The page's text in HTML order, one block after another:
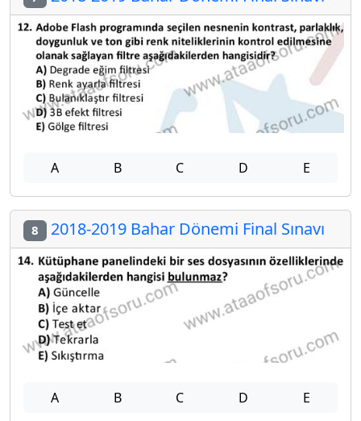
A B C D E
8 2018-2019 Bahar Dönemi Final Sınavı
A B C D E